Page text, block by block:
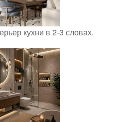
кухни в 2-3 словах.